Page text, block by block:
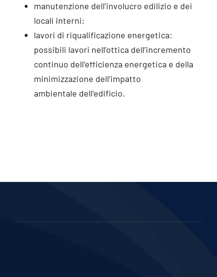
manutenzione dell’involucro edilizio e dei
locali interni;
lavori di riqualificazione energetica:
possibili lavori nell’ottica dell’incremento
continuo dell’efficienza energetica e della
minimizzazione dell’impatto
ambientale dell’edificio.